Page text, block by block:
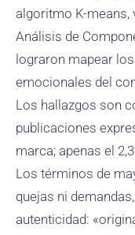
algoritmo K-
Análisis de
lograron mapear
emocionales del
Los hallazgos son
publicaciones
marca; apenas el
Los términos de
quejas ni
autenticidad: